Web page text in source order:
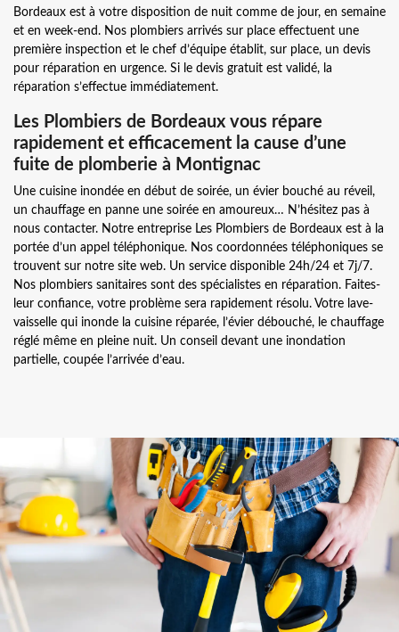
Bordeaux est à votre disposition de nuit comme de jour, en semaine
et en week-end. Nos plombiers arrivés sur place effectuent une
première inspection et le chef d’équipe établit, sur place, un devis
pour réparation en urgence. Si le devis gratuit est validé, la
réparation s’effectue immédiatement.
Les Plombiers de Bordeaux vous répare
rapidement et efficacement la cause d’une
fuite de plomberie à Montignac
Une cuisine inondée en début de soirée, un évier bouché au réveil,
un chauffage en panne une soirée en amoureux… N’hésitez pas à
nous contacter. Notre entreprise Les Plombiers de Bordeaux est à la
portée d’un appel téléphonique. Nos coordonnées téléphoniques se
trouvent sur notre site web. Un service disponible 24h/24 et 7j/7.
Nos plombiers sanitaires sont des spécialistes en réparation. Faites-
leur confiance, votre problème sera rapidement résolu. Votre lave-
vaisselle qui inonde la cuisine réparée, l’évier débouché, le chauffage
réglé même en pleine nuit. Un conseil devant une inondation
partielle, coupée l’arrivée d’eau.